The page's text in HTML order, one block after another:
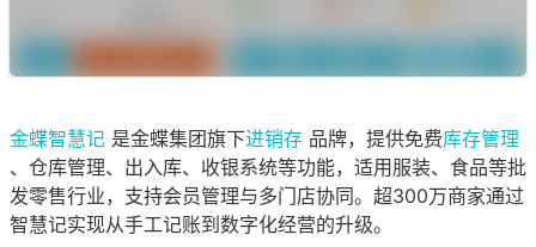
金蝶智慧记 是金蝶集团旗下进销存 品牌，提供免费库存管理
、仓库管理、出入库、收银系统等功能，适用服装、食品等批
发零售行业，支持会员管理与多门店协同。超300万商家通过
智慧记实现从手工记账到数字化经营的升级。